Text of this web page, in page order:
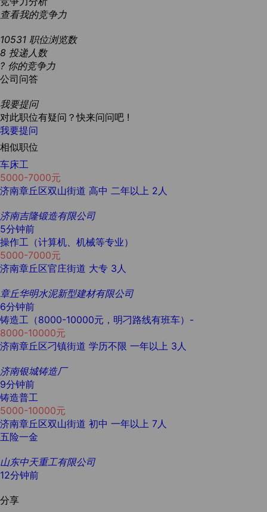
查看我的竞争力
10531 职位浏览数
8 投递人数
? 你的竞争力
公司问答
我要提问
对此职位有疑问？快来问问吧 !
我要提问
相似职位
车床工
5000-7000元
济南章丘区双山街道 高中 二年以上 2人
济南吉隆锻造有限公司
5分钟前
操作工（计算机、机械等专业）
5000-7000元
济南章丘区官庄街道 大专 3人
章丘华明水泥新型建材有限公司
6分钟前
铸造工（8000-10000元，明刁路线有班车）-
8000-10000元
济南章丘区刁镇街道 学历不限 一年以上 3人
济南银城铸造厂
9分钟前
铸造普工
5000-10000元
济南章丘区双山街道 初中 一年以上 7人
五险一金
山东中天重工有限公司
12分钟前
分享